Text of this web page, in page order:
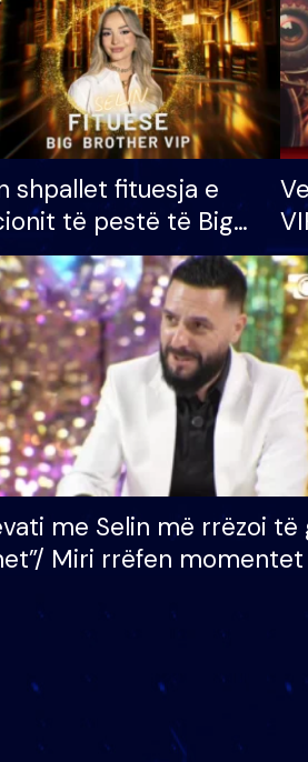
shpallet fituesja e
të pestë të Big
VIP, rrëmben
e madh prej 100
eurosh
me Selin më rrëzoi të
Miri rrëfen
zilja e mëngjesit kur…